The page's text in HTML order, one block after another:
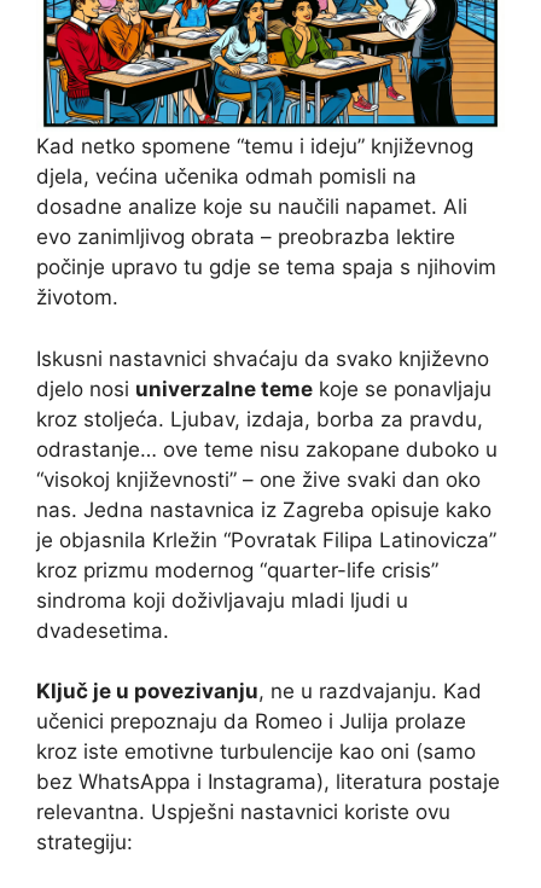
Kad netko spomene “temu i ideju” književnog
djela, većina učenika odmah pomisli na
dosadne analize koje su naučili napamet. Ali
evo zanimljivog obrata – preobrazba lektire
počinje upravo tu gdje se tema spaja s njihovim
životom.
Iskusni nastavnici shvaćaju da svako književno
djelo nosi univerzalne teme koje se ponavljaju
kroz stoljeća. Ljubav, izdaja, borba za pravdu,
odrastanje… ove teme nisu zakopane duboko u
“visokoj književnosti” – one žive svaki dan oko
nas. Jedna nastavnica iz Zagreba opisuje kako
je objasnila Krležin “Povratak Filipa Latinovicza”
kroz prizmu modernog “quarter-life crisis”
sindroma koji doživljavaju mladi ljudi u
dvadesetima.
Ključ je u povezivanju, ne u razdvajanju. Kad
učenici prepoznaju da Romeo i Julija prolaze
kroz iste emotivne turbulencije kao oni (samo
bez WhatsAppa i Instagrama), literatura postaje
relevantna. Uspješni nastavnici koriste ovu
strategiju: